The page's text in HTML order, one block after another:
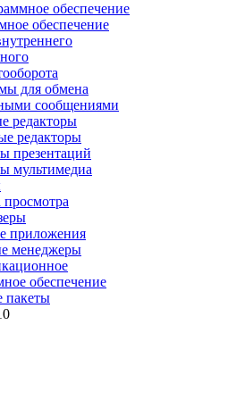
обеспечение
обеспечение
для обмена
сообщениями
редакторы
редакторы
презентаций
мультимедиа
просмотра
приложения
менеджеры
обеспечение